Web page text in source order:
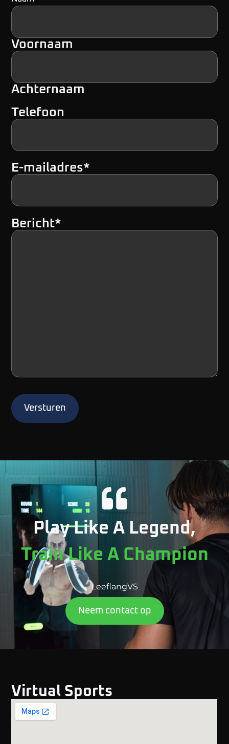
Voornaam
Achternaam
Telefoon
E-mailadres*
Bericht*
Play Like A Legend,
Train Like A Champion
LeeflangVS
Neem contact op
Virtual Sports